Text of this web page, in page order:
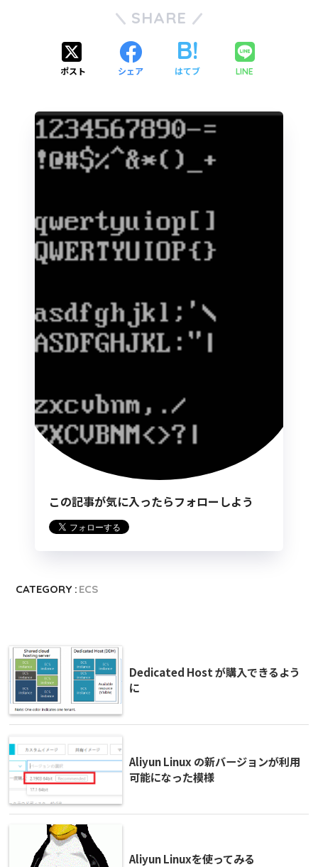
SHARE
ポスト シェア はてブ LINE
この記事が気に入ったらフォローしよう
CATEGORY : ECS
Dedicated Host が購入できるよう
に
Aliyun Linux の新バージョンが利用
可能になった模様
Aliyun Linuxを使ってみる